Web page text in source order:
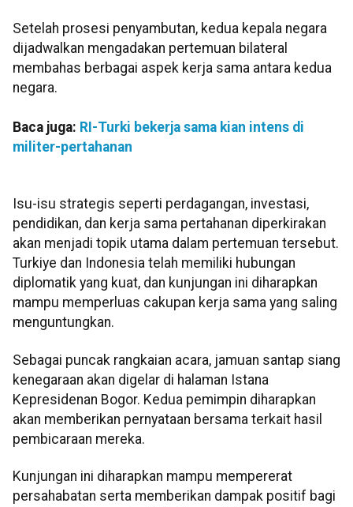
Setelah prosesi penyambutan, kedua kepala negara
dijadwalkan mengadakan pertemuan bilateral
membahas berbagai aspek kerja sama antara kedua
negara.
Baca juga: RI-Turki bekerja sama kian intens di
militer-pertahanan
Isu-isu strategis seperti perdagangan, investasi,
pendidikan, dan kerja sama pertahanan diperkirakan
akan menjadi topik utama dalam pertemuan tersebut.
Turkiye dan Indonesia telah memiliki hubungan
diplomatik yang kuat, dan kunjungan ini diharapkan
mampu memperluas cakupan kerja sama yang saling
menguntungkan.
Sebagai puncak rangkaian acara, jamuan santap siang
kenegaraan akan digelar di halaman Istana
Kepresidenan Bogor. Kedua pemimpin diharapkan
akan memberikan pernyataan bersama terkait hasil
pembicaraan mereka.
Kunjungan ini diharapkan mampu mempererat
persahabatan serta memberikan dampak positif bagi